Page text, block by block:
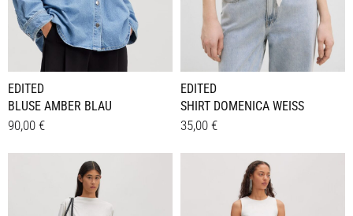
der
Produktseite
gewählt
der
Produktseite
gewählt
werden
EDITED
BLUSE AMBER BLAU
90,00 €
DetailsDieses
Produkt
mehrere
EDITED
SHIRT DOMENICA WEISS
35,00 €
DetailsDieses
Produkt
weist
mehrere